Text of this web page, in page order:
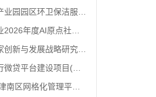
园区环卫保洁服务竞争性
年度AI原点社区保
与发展战略研究会【AI
平台建设项目(微贷服务
区网格化管理平台服务